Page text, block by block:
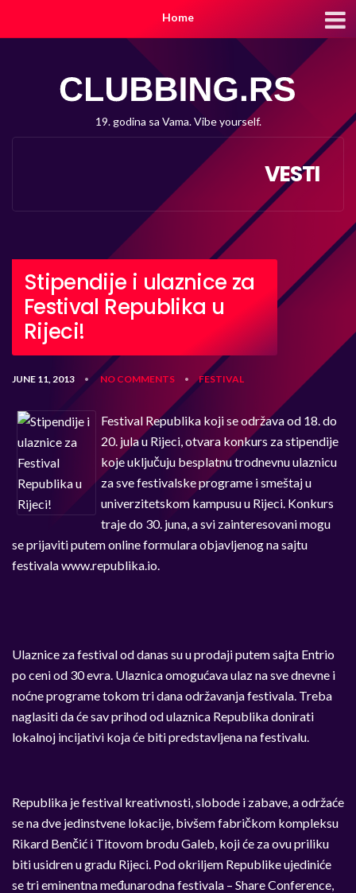
Home
19. godina sa Vama. Vibe yourself.
VESTI
Stipendije i ulaznice za
Festival Republika u
Rijeci!
JUNE 11, 2013 • NO COMMENTS • FESTIVAL
Festival Republika koji se održava od 18. do
20. jula u Rijeci, otvara konkurs za stipendije
koje uključuju besplatnu trodnevnu ulaznicu
za sve festivalske programe i smeštaj u
univerzitetskom kampusu u Rijeci. Konkurs
traje do 30. juna, a svi zainteresovani mogu
se prijaviti putem online formulara objavljenog na sajtu
festivala www.republika.io.
Ulaznice za festival od danas su u prodaji putem sajta Entrio
po ceni od 30 evra. Ulaznica omogućava ulaz na sve dnevne i
noćne programe tokom tri dana održavanja festivala. Treba
naglasiti da će sav prihod od ulaznica Republika donirati
lokalnoj incijativi koja će biti predstavljena na festivalu.
Republika je festival kreativnosti, slobode i zabave, a održaće
se na dve jedinstvene lokacije, bivšem fabričkom kompleksu
Rikard Benčić i Titovom brodu Galeb, koji će za ovu priliku
biti usidren u gradu Rijeci. Pod okriljem Republike ujediniće
se tri eminentna međunarodna festivala – Share Conference,